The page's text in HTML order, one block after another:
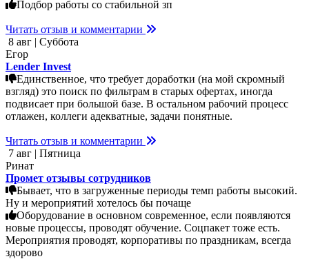
Подбор работы со стабильной зп
Читать отзыв и комментарии
8 авг | Суббота
Егор
Lender Invest
Единственное, что требует доработки (на мой скромный
взгляд) это поиск по фильтрам в старых офертах, иногда
подвисает при большой базе. В остальном рабочий процесс
отлажен, коллеги адекватные, задачи понятные.
Читать отзыв и комментарии
7 авг | Пятница
Ринат
Промет отзывы сотрудников
Бывает, что в загруженные периоды темп работы высокий.
Ну и мероприятий хотелось бы почаще
Оборудование в основном современное, если появляются
новые процессы, проводят обучение. Соцпакет тоже есть.
Мероприятия проводят, корпоративы по праздникам, всегда
здорово